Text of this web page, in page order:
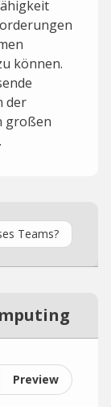
können.
der
großen
Teams?
Preview